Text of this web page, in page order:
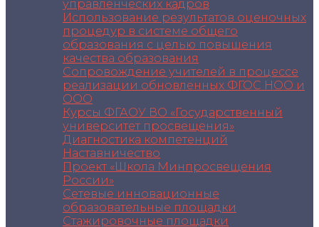
управленческих кадров
Использование результатов оценочных
процедур в системе общего
образования с целью повышения
качества образования
Сопровождение учителей в процессе
реализации обновленных ФГОС НОО и
ООО
Курсы ФГАОУ ВО «Государственный
университет просвещения»
Диагностика компетенций
Наставничество
Проект «Школа Минпросвещения
России»
Сетевые инновационные
образовательные площадки
Стажировочные площадки